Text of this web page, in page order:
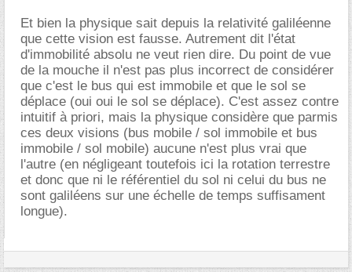
Et bien la physique sait depuis la relativité galiléenne
que cette vision est fausse. Autrement dit l'état
d'immobilité absolu ne veut rien dire. Du point de vue
de la mouche il n'est pas plus incorrect de considérer
que c'est le bus qui est immobile et que le sol se
déplace (oui oui le sol se déplace). C'est assez contre
intuitif à priori, mais la physique considère que parmis
ces deux visions (bus mobile / sol immobile et bus
immobile / sol mobile) aucune n'est plus vrai que
l'autre (en négligeant toutefois ici la rotation terrestre
et donc que ni le référentiel du sol ni celui du bus ne
sont galiléens sur une échelle de temps suffisament
longue).